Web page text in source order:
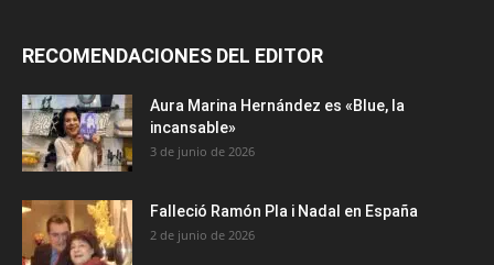
RECOMENDACIONES DEL EDITOR
Aura Marina Hernández es «Blue, la
incansable»
3 de junio de 2026
Falleció Ramón Pla i Nadal en España
2 de junio de 2026